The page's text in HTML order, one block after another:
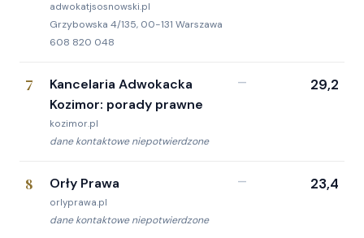
adwokatjsosnowski.pl
Grzybowska 4/135, 00-131 Warszawa
608 820 048
7
Kancelaria Adwokacka
Kozimor: porady prawne
kozimor.pl
dane kontaktowe niepotwierdzone
— 29,2
8 Orły Prawa
orlyprawa.pl
dane kontaktowe niepotwierdzone
— 23,4